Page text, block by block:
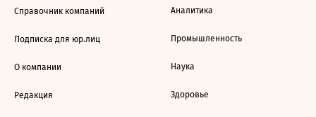
Справочник компаний
Подписка для юр.лиц
О компании
Редакция
Аналитика
Промышленность
Наука
Здоровье